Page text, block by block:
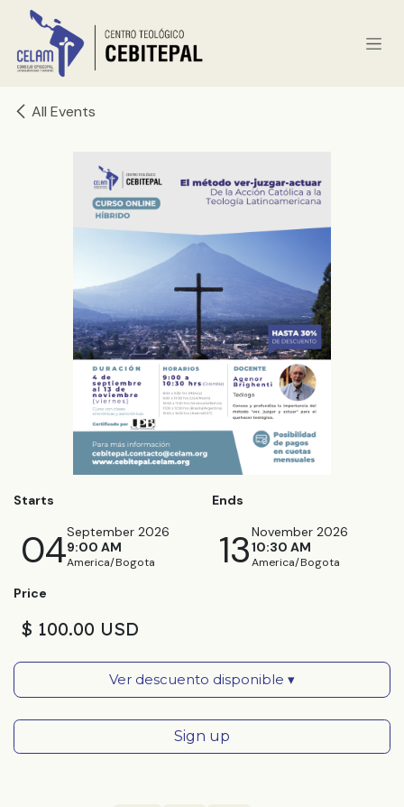
Skip to Content
All Events
Starts
04September 2026
9:00 AM
America/Bogota
Ends
13November 2026
10:30 AM
America/Bogota
Price
$ 100.00 USD
Ver descuento disponible ▾
Sign up